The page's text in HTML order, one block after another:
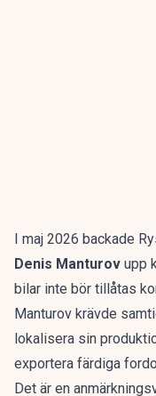
I maj 2026 backade
Denis Manturov upp
bilar inte bör tillåtas
Manturov krävde
lokalisera sin
exportera färdiga
Det är en